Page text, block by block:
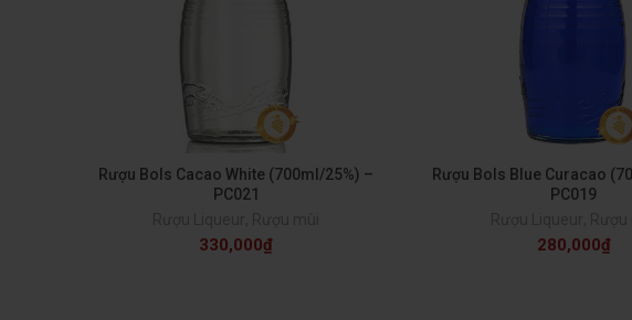
Rượu Bols Cacao White (700ml/25%) –
PC021
330,000₫
Rượu Bols Blue Curacao
PC019
280,000₫